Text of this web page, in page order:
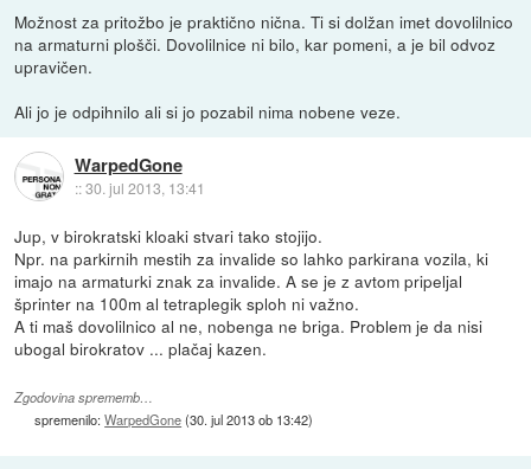
Možnost za pritožbo je praktično nična. Ti si dolžan imet dovolilnico
na armaturni plošči. Dovolilnice ni bilo, kar pomeni, a je bil odvoz
upravičen.
Ali jo je odpihnilo ali si jo pozabil nima nobene veze.
WarpedGone
::30. jul 2013, 13:41
Jup, v birokratski kloaki stvari tako stojijo.
Npr. na parkirnih mestih za invalide so lahko parkirana vozila, ki
imajo na armaturki znak za invalide. A se je z avtom pripeljal
šprinter na 100m al tetraplegik sploh ni važno.
A ti maš dovolilnico al ne, nobenga ne briga. Problem je da nisi
ubogal birokratov ... plačaj kazen.
Zgodovina sprememb…
spremenilo:WarpedGone(30. jul 2013 ob 13:42)